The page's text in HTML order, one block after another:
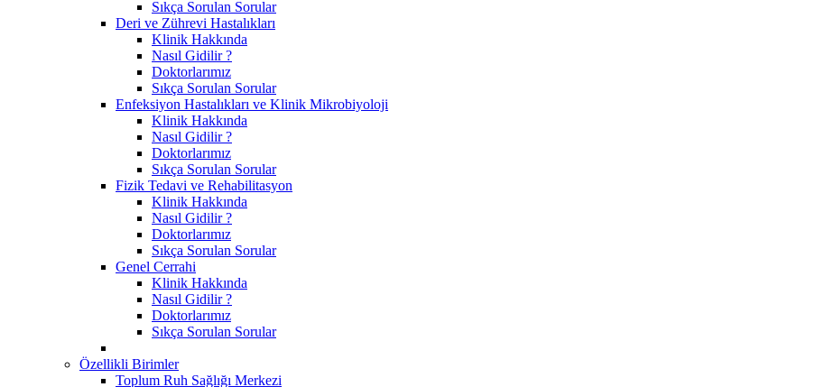
Sıkça Sorulan Sorular
Deri ve Zührevi Hastalıkları
Klinik Hakkında
Nasıl Gidilir ?
Doktorlarımız
Sıkça Sorulan Sorular
Enfeksiyon Hastalıkları ve Klinik Mikrobiyoloji
Klinik Hakkında
Nasıl Gidilir ?
Doktorlarımız
Sıkça Sorulan Sorular
Fizik Tedavi ve Rehabilitasyon
Klinik Hakkında
Nasıl Gidilir ?
Doktorlarımız
Sıkça Sorulan Sorular
Genel Cerrahi
Klinik Hakkında
Nasıl Gidilir ?
Doktorlarımız
Sıkça Sorulan Sorular
Özellikli Birimler
Toplum Ruh Sağlığı Merkezi